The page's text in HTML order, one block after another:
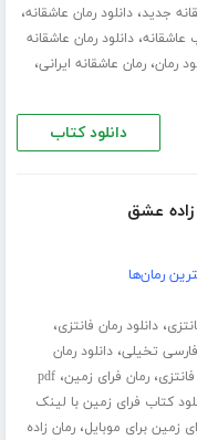
جدید،دانلود رمان عاشقانه،
عاشقانه،دانلود رمان عاشقانه
رمان،رمان عاشقانه ایرانی،
دانلود کتاب
عشق
رمان‌ها
،دانلود رمان فانتزی،
تخیلی،دانلود رمان
،رمان فرای زمین،pdf
کتاب فرای زمین با لینک
زمین برای موبایل،رمان زاده